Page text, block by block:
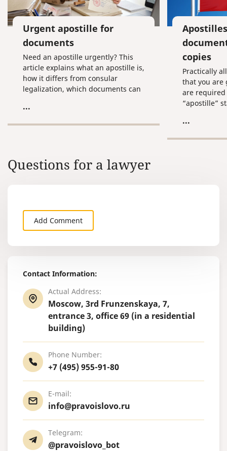
Contact Information:
Actual Address:
Moscow, 3rd Frunzenskaya, 7,
entrance 3, office 69 (in a residential
building)
Phone Number:
+7 (495) 955-91-80
E-mail:
info@pravoislovo.ru
Telegram:
@pravoislovo_bot
Urgent apostille for
documents
Need an apostille urgently? This
article explains what an apostille is,
how it differs from consular
legalization, which documents can
issue it in Russia, and what to do if
...
copies
Practically
that you are
are required
“apostille”
apostilles
...
Questions for a lawyer
Add Comment